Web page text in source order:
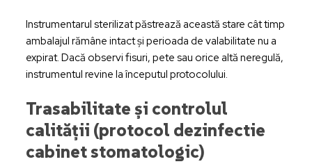
Instrumentarul sterilizat păstrează această stare cât timp
ambalajul rămâne intact și perioada de valabilitate nu a
expirat. Dacă observi fisuri, pete sau orice altă neregulă,
instrumentul revine la începutul protocolului.
Trasabilitate și controlul
calității (protocol dezinfectie
cabinet stomatologic)